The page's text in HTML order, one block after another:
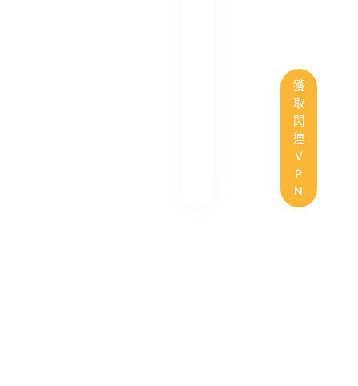
獲
取
閃
連
V
P
N